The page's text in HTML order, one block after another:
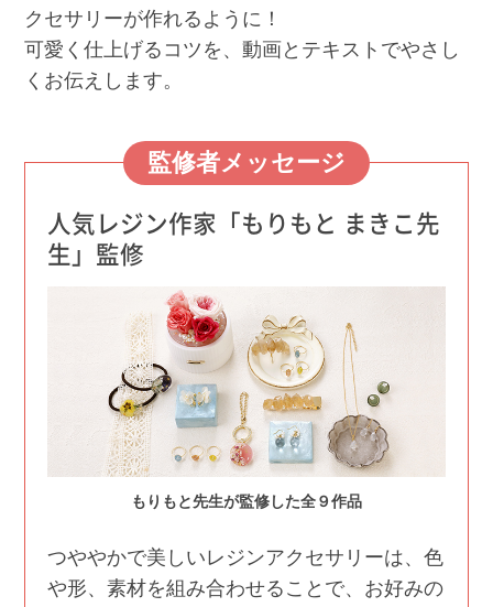
クセサリーが作れるように！
可愛く仕上げるコツを、動画とテキストでやさし
くお伝えします。
監修者メッセージ
人気レジン作家「もりもと まきこ先
生」監修
もりもと先生が監修した全９作品
つややかで美しいレジンアクセサリーは、色
や形、素材を組み合わせることで、お好みの